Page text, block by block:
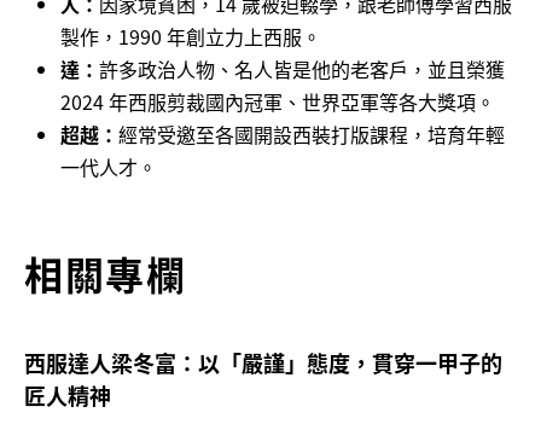
製作，1990 年創立力上西服。
達： 許多政治人物、名人皆是他的老客戶，並且榮獲
2024 年西服剪裁國內冠軍、世界亞軍等各大獎項。
超越： 經常受邀至各國開設西裝打版課程，培育年輕
一代人才。
相關專欄
西服達人梁冬富：以「嚴謹」態度，貫穿一甲子的
匠人精神